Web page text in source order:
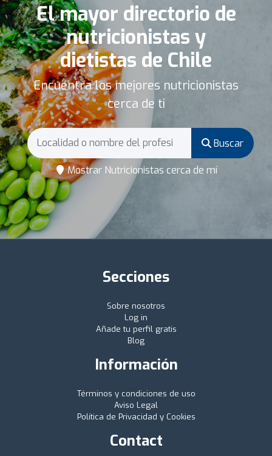
El mayor directorio de
nutricionistas y
dietistas de Chile
Encuentra los mejores nutricionistas
cerca de ti
Buscar
Mostrar Nutricionistas cerca de mí
Secciones
Sobre nosotros
Log in
Añade tu perfil gratis
Blog
Información
Términos y condiciones de uso
Aviso Legal
Política de Privacidad y Cookies
Contact